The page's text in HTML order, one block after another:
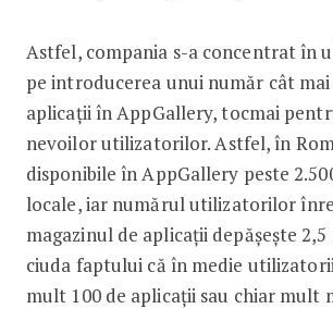
Astfel, compania s-a concentrat în
pe introducerea unui număr cât
aplicații în AppGallery, tocmai
nevoilor utilizatorilor. Astfel, în
disponibile în AppGallery peste
locale, iar numărul utilizatorilor
magazinul de aplicații depășește
ciuda faptului că în medie
mult 100 de aplicații sau chiar mult